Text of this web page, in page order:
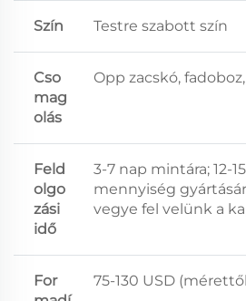
Szín Testre szabott szín
Cso
mag
olás
Opp zacskó,
Feld
olgo
zási
idő
3-7 nap mintára; 12-
mennyiség
vegye fel velünk a
For
75-130 USD